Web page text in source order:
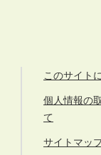
このサイト
個人情報の
て
サイトマッ